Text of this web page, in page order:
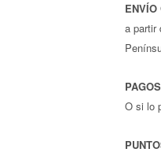
ENVÍO
a
O si lo